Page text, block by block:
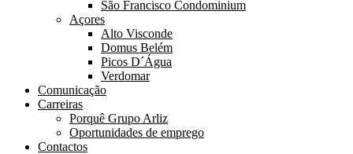
São Francisco Condominium
Açores
Alto Visconde
Domus Belém
Picos D´Água
Verdomar
Comunicação
Carreiras
Porquê Grupo Arliz
Oportunidades de emprego
Contactos